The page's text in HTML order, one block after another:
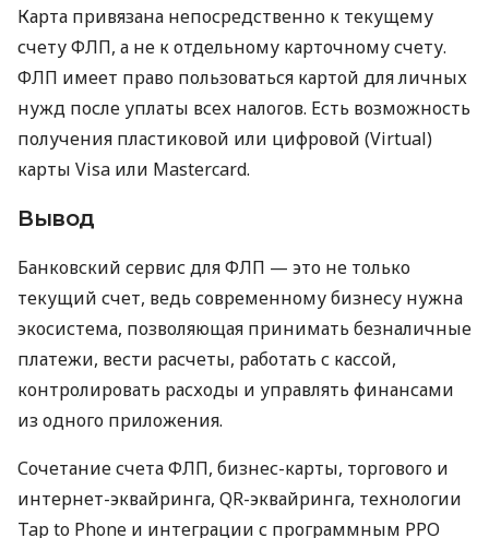
Карта привязана непосредственно к текущему
счету ФЛП, а не к отдельному карточному счету.
ФЛП имеет право пользоваться картой для личных
нужд после уплаты всех налогов. Есть возможность
получения пластиковой или цифровой (Virtual)
карты Visa или Mastercard.
Вывод
Банковский сервис для ФЛП — это не только
текущий счет, ведь современному бизнесу нужна
экосистема, позволяющая принимать безналичные
платежи, вести расчеты, работать с кассой,
контролировать расходы и управлять финансами
из одного приложения.
Сочетание счета ФЛП, бизнес-карты, торгового и
интернет-эквайринга, QR-эквайринга, технологии
Tap to Phone и интеграции с программным РРО